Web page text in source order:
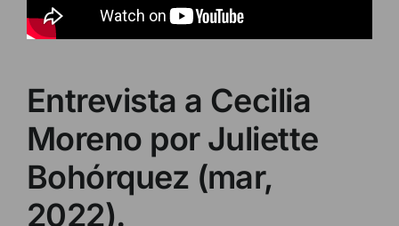
Entrevista a Cecilia
Moreno por Juliette
Bohórquez (mar,
2022).